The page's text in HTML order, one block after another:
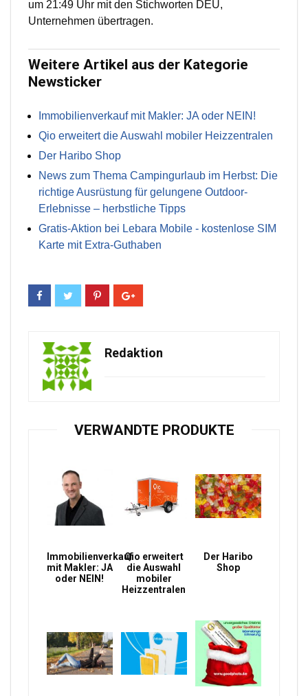
um 21:49 Uhr mit den Stichworten DEU,
Unternehmen übertragen.
Weitere Artikel aus der Kategorie
Newsticker
Immobilienverkauf mit Makler: JA oder NEIN!
Qio erweitert die Auswahl mobiler Heizzentralen
Der Haribo Shop
News zum Thema Campingurlaub im Herbst: Die
richtige Ausrüstung für gelungene Outdoor-
Erlebnisse – herbstliche Tipps
Gratis-Aktion bei Lebara Mobile - kostenlose SIM
Karte mit Extra-Guthaben
Redaktion
VERWANDTE PRODUKTE
Immobilienverkauf
mit Makler: JA
oder NEIN!
Qio erweitert
die Auswahl
mobiler
Heizzentralen
Der Haribo
Shop